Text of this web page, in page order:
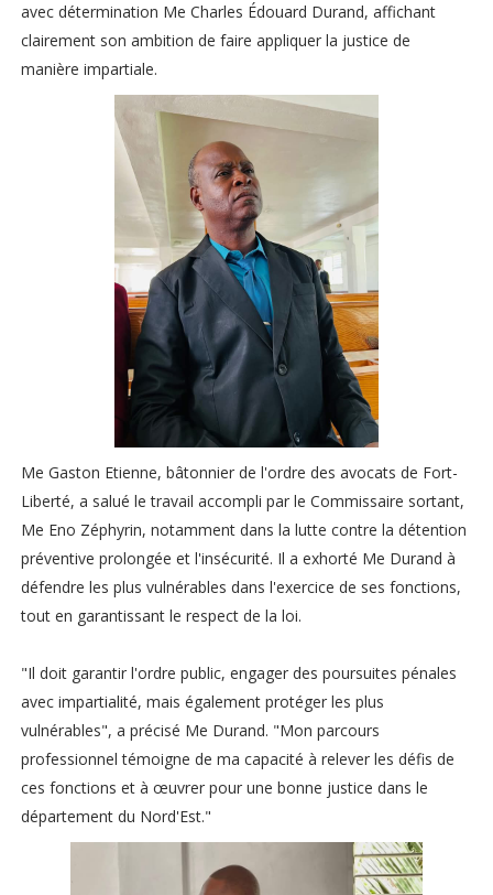
avec détermination Me Charles Édouard Durand, affichant
clairement son ambition de faire appliquer la justice de
manière impartiale.
Me Gaston Etienne, bâtonnier de l'ordre des avocats de Fort-
Liberté, a salué le travail accompli par le Commissaire sortant,
Me Eno Zéphyrin, notamment dans la lutte contre la détention
préventive prolongée et l'insécurité. Il a exhorté Me Durand à
défendre les plus vulnérables dans l'exercice de ses fonctions,
tout en garantissant le respect de la loi.
"Il doit garantir l'ordre public, engager des poursuites pénales
avec impartialité, mais également protéger les plus
vulnérables", a précisé Me Durand. "Mon parcours
professionnel témoigne de ma capacité à relever les défis de
ces fonctions et à œuvrer pour une bonne justice dans le
département du Nord'Est."